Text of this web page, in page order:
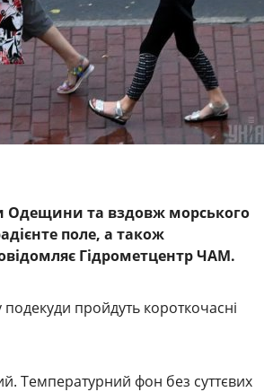
Одещини та вздовж морського
поле, а також
Гідрометцентр ЧАМ.
пройдуть короткочасні
Температурний фон без суттєвих